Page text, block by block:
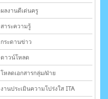
ผลงานดีเด่นครู
สาระความรู้
กระดานข่าว
ดาวน์โหลด
โหลดเอกสารกลุ่ม/ฝ่าย
งานประเมินความโปร่งใส ITA